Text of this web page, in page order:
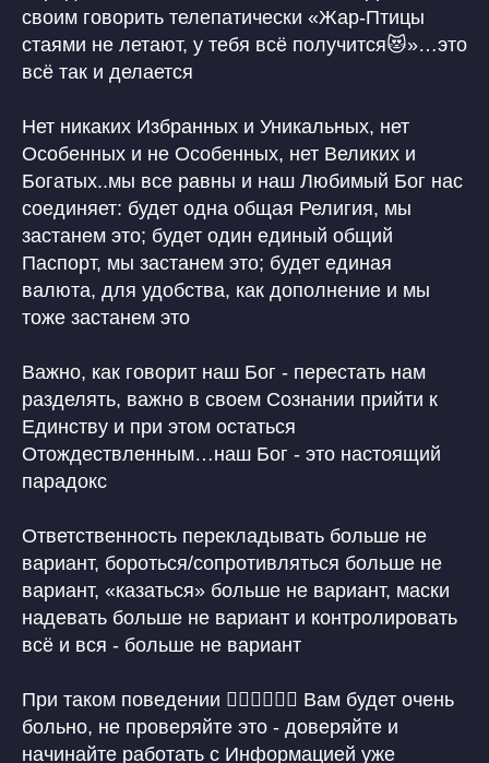
своим говорить телепатически «Жар-Птицы
стаями не летают, у тебя всё получится😻»…это
всё так и делается
Нет никаких Избранных и Уникальных, нет
Особенных и не Особенных, нет Великих и
Богатых..мы все равны и наш Любимый Бог нас
соединяет: будет одна общая Религия, мы
застанем это; будет один единый общий
Паспорт, мы застанем это; будет единая
валюта, для удобства, как дополнение и мы
тоже застанем это
Важно, как говорит наш Бог - перестать нам
разделять, важно в своем Сознании прийти к
Единству и при этом остаться
Отождествленным…наш Бог - это настоящий
парадокс
Ответственность перекладывать больше не
вариант, бороться/сопротивляться больше не
вариант, «казаться» больше не вариант, маски
надевать больше не вариант и контролировать
всё и вся - больше не вариант
При таком поведении 👆🏼👆🏼👆🏼 Вам будет очень
больно, не проверяйте это - доверяйте и
начинайте работать с Информацией уже